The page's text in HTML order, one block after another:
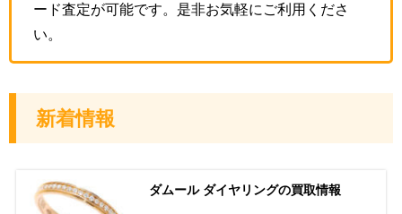
ード査定が可能です。是非お気軽にご利用くださ
い。
新着情報
ダムール ダイヤリングの買取情報